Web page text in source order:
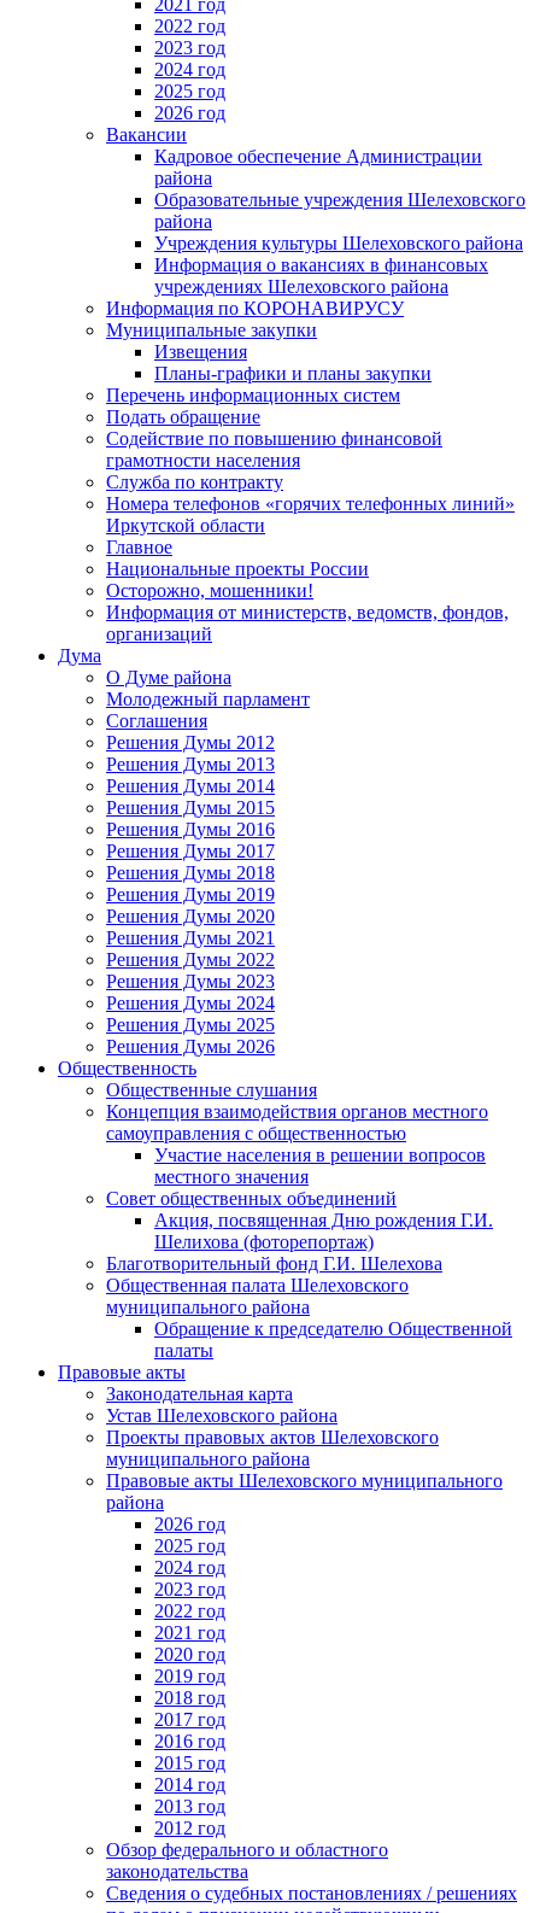
2022 год
2023 год
2024 год
2025 год
2026 год
Вакансии
Кадровое обеспечение Администрации
района
Образовательные учреждения Шелеховского
района
Учреждения культуры Шелеховского района
Информация о вакансиях в финансовых
учреждениях Шелеховского района
Информация по КОРОНАВИРУСУ
Муниципальные закупки
Извещения
Планы-графики и планы закупки
Перечень информационных систем
Подать обращение
Содействие по повышению финансовой
грамотности населения
Служба по контракту
Номера телефонов «горячих телефонных линий»
Иркутской области
Главное
Национальные проекты России
Осторожно, мошенники!
Информация от министерств, ведомств, фондов,
организаций
Дума
О Думе района
Молодежный парламент
Соглашения
Решения Думы 2012
Решения Думы 2013
Решения Думы 2014
Решения Думы 2015
Решения Думы 2016
Решения Думы 2017
Решения Думы 2018
Решения Думы 2019
Решения Думы 2020
Решения Думы 2021
Решения Думы 2022
Решения Думы 2023
Решения Думы 2024
Решения Думы 2025
Решения Думы 2026
Общественность
Общественные слушания
Концепция взаимодействия органов местного
самоуправления с общественностью
Участие населения в решении вопросов
местного значения
Совет общественных объединений
Акция, посвященная Дню рождения Г.И.
Шелихова (фоторепортаж)
Благотворительный фонд Г.И. Шелехова
Общественная палата Шелеховского
муниципального района
Обращение к председателю Общественной
палаты
Правовые акты
Законодательная карта
Устав Шелеховского района
Проекты правовых актов Шелеховского
муниципального района
Правовые акты Шелеховского муниципального
района
2026 год
2025 год
2024 год
2023 год
2022 год
2021 год
2020 год
2019 год
2018 год
2017 год
2016 год
2015 год
2014 год
2013 год
2012 год
Обзор федерального и областного
законодательства
Сведения о судебных постановлениях / решениях